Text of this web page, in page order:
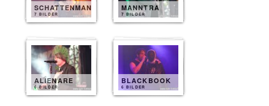
SCHATTENMANN
7 BILDER
MANNTRA
7 BILDER
ALIENARE
6 BILDER
BLACKBOOK
6 BILDER